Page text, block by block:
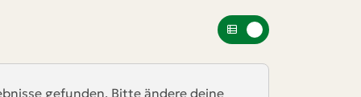
gefunden. Bitte ändere deine